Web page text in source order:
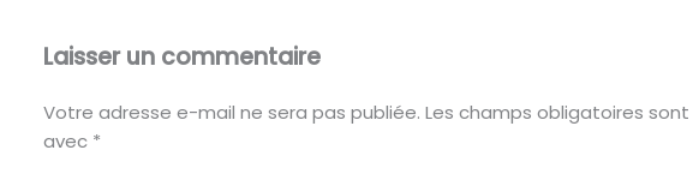
Laisser un commentaire
Votre adresse e-mail ne sera pas publiée. Les champs obligatoires sont
avec *